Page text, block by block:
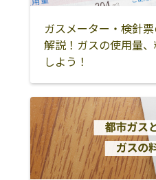
ガスメーター・検針
解説！ガスの使用量
しよう！